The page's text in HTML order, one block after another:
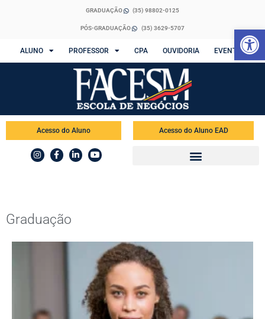
GRADUAÇÃO (35) 98802-0125
PÓS-GRADUAÇÃO (35) 3629-5707
ALUNO PROFESSOR CPA OUVIDORIA EVENTOS
Acesso do Aluno Acesso do Aluno EAD
Graduação
Abrir